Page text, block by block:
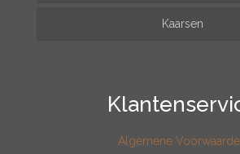
Kaarsen
Algemene